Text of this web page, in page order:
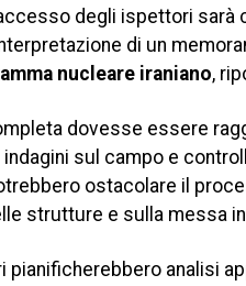
degli ispettori
di un
nucleare iraniano,
dovesse essere
sul campo e
ostacolare il
strutture e sulla messa
pianificherebbero analisi